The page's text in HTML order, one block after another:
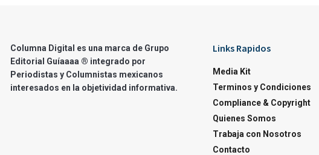
Columna Digital es una marca de Grupo
Editorial Guíaaaa ® integrado por
Periodistas y Columnistas mexicanos
interesados en la objetividad informativa.
Links Rapidos
Media Kit
Terminos y Condiciones
Compliance & Copyright
Quienes Somos
Trabaja con Nosotros
Contacto